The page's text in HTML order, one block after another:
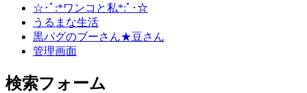
☆･ﾟ:*ワンコと私*:ﾟ･☆
うるまな生活
黒パグのブーさん★豆さん
管理画面
検索フォーム